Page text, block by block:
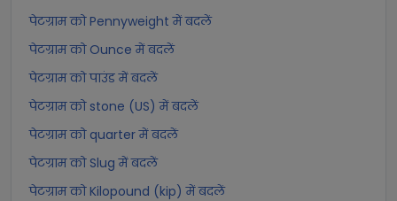
पेटग्राम को Pennyweight में बदलें
पेटग्राम को Ounce में बदलें
पेटग्राम को पाउंड में बदलें
पेटग्राम को stone (US) में बदलें
पेटग्राम को quarter में बदलें
पेटग्राम को Slug में बदलें
पेटग्राम को Kilopound (kip) में बदलें